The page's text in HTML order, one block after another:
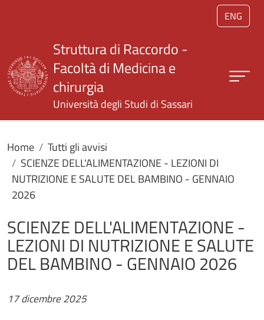
Salta al contenuto principale
ENG
Struttura di Raccordo -
Facoltà di Medicina e
chirurgia
Università degli Studi di Sassari
Home
Tutti gli avvisi
SCIENZE DELL'ALIMENTAZIONE - LEZIONI DI
NUTRIZIONE E SALUTE DEL BAMBINO - GENNAIO
2026
SCIENZE DELL'ALIMENTAZIONE -
LEZIONI DI NUTRIZIONE E SALUTE
DEL BAMBINO - GENNAIO 2026
17 dicembre 2025